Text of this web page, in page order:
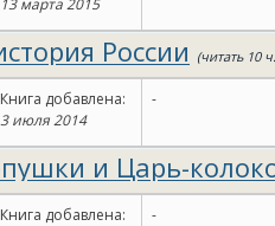
13 марта 2015
России (читать 10
Книга добавлена:
3 июля 2014
-
и Царь-
Книга добавлена:
-